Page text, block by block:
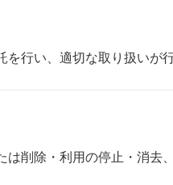
行い、適切な取り扱いが
削除・利用の停止・消去